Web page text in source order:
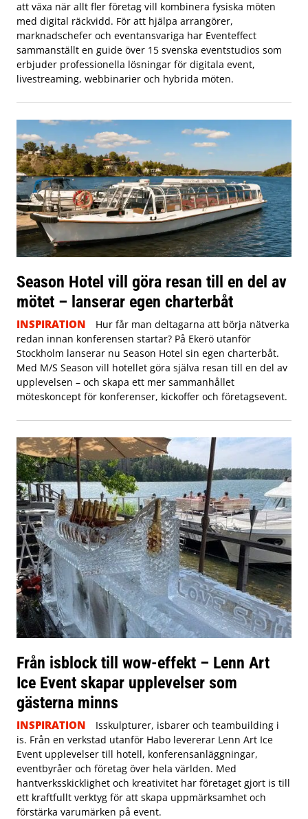
att växa när allt fler företag vill kombinera fysiska möten
med digital räckvidd. För att hjälpa arrangörer,
marknadschefer och eventansvariga har Eventeffect
sammanställt en guide över 15 svenska eventstudios som
erbjuder professionella lösningar för digitala event,
livestreaming, webbinarier och hybrida möten.
Season Hotel vill göra resan till en del av
mötet – lanserar egen charterbåt
INSPIRATION
Hur får man deltagarna att börja nätverka
redan innan konferensen startar? På Ekerö utanför
Stockholm lanserar nu Season Hotel sin egen charterbåt.
Med M/S Season vill hotellet göra själva resan till en del av
upplevelsen – och skapa ett mer sammanhållet
möteskoncept för konferenser, kickoffer och företagsevent.
Från isblock till wow-effekt – Lenn Art
Ice Event skapar upplevelser som
gästerna minns
INSPIRATION
Isskulpturer, isbarer och teambuilding i
is. Från en verkstad utanför Habo levererar Lenn Art Ice
Event upplevelser till hotell, konferensanläggningar,
eventbyråer och företag över hela världen. Med
hantverksskicklighet och kreativitet har företaget gjort is till
ett kraftfullt verktyg för att skapa uppmärksamhet och
förstärka varumärken på event.